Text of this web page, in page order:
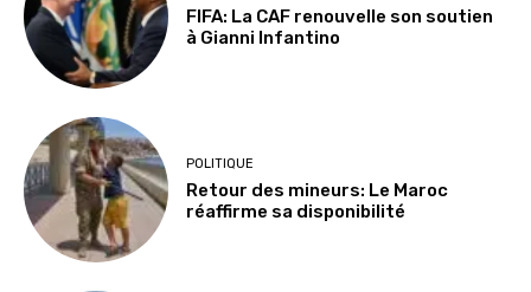
FIFA: La CAF renouvelle son soutien
à Gianni Infantino
POLITIQUE
Retour des mineurs: Le Maroc
réaffirme sa disponibilité